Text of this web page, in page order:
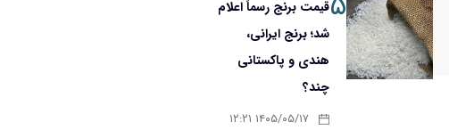
قیمت برنج رسماً اعلام
شد؛ برنج ایرانی،
هندی و پاکستانی
چند؟
۱۴۰۵/۰۵/۱۷ ۱۲:۲۱